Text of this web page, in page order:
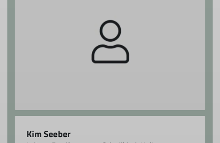
Kim Seeber